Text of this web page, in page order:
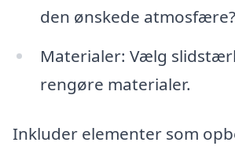
den ønskede atmosfære?
Materialer: Vælg
rengøre materialer.
Inkluder elementer som